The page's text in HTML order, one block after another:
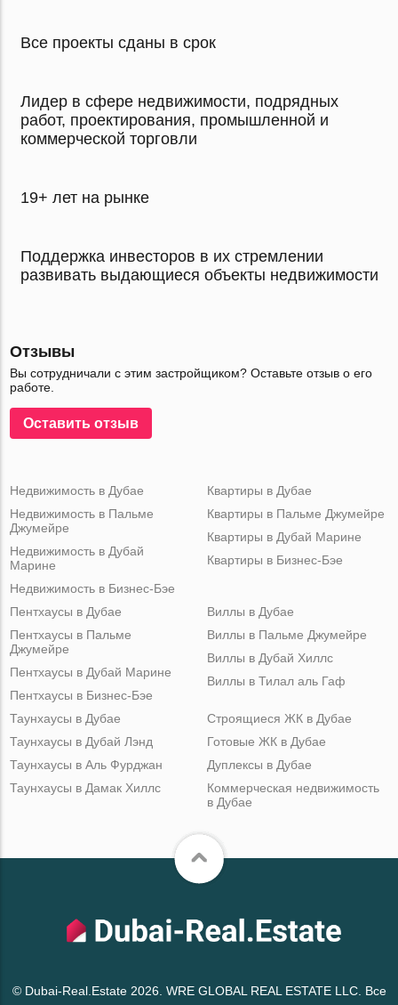
Все проекты сданы в срок
Лидер в сфере недвижимости, подрядных
работ, проектирования, промышленной и
коммерческой торговли
19+ лет на рынке
Поддержка инвесторов в их стремлении
развивать выдающиеся объекты недвижимости
Отзывы
Вы сотрудничали с этим застройщиком? Оставьте отзыв о его
работе.
Оставить отзыв
Недвижимость в Дубае
Недвижимость в Пальме
Джумейре
Недвижимость в Дубай
Марине
Недвижимость в Бизнес-Бэе
Квартиры в Дубае
Квартиры в Пальме Джумейре
Квартиры в Дубай Марине
Квартиры в Бизнес-Бэе
Пентхаусы в Дубае
Пентхаусы в Пальме
Джумейре
Пентхаусы в Дубай Марине
Пентхаусы в Бизнес-Бэе
Виллы в Дубае
Виллы в Пальме Джумейре
Виллы в Дубай Хиллс
Виллы в Тилал аль Гаф
Таунхаусы в Дубае
Таунхаусы в Дубай Лэнд
Таунхаусы в Аль Фурджан
Таунхаусы в Дамак Хиллс
Строящиеся ЖК в Дубае
Готовые ЖК в Дубае
Дуплексы в Дубае
Коммерческая недвижимость
в Дубае
© Dubai-Real.Estate 2026. WRE GLOBAL REAL ESTATE LLC. Все